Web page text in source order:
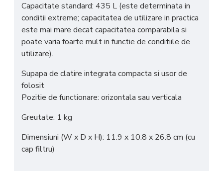
Capacitate standard: 435 L (este determinata in
conditii extreme; capacitatea de utilizare in practica
este mai mare decat capacitatea comparabila si
poate varia foarte mult in functie de conditiile de
utilizare).
Supapa de clatire integrata compacta si usor de
folosit
Pozitie de functionare: orizontala sau verticala
Greutate: 1 kg
Dimensiuni (W x D x H): 11.9 x 10.8 x 26.8 cm (cu
cap filtru)